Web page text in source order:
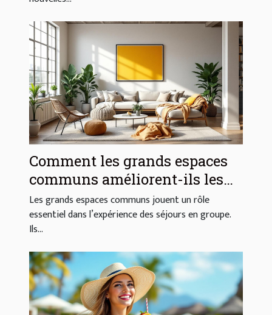
Comment les grands espaces
communs améliorent-ils les
séjours en groupe ?
Les grands espaces communs jouent un rôle
essentiel dans l’expérience des séjours en groupe.
Ils...